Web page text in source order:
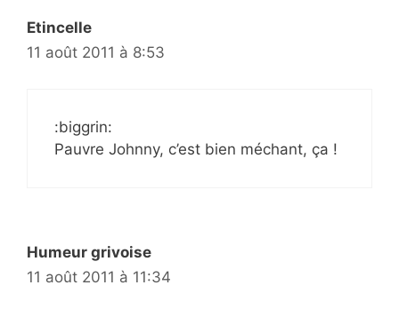
Etincelle
11 août 2011 à 8:53
:biggrin:
Pauvre Johnny, c’est bien méchant, ça !
Humeur grivoise
11 août 2011 à 11:34